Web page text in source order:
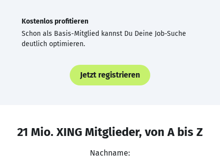
Kostenlos profitieren
Schon als Basis-Mitglied kannst Du Deine Job-Suche
deutlich optimieren.
Jetzt registrieren
21 Mio. XING Mitglieder, von A bis Z
Nachname: